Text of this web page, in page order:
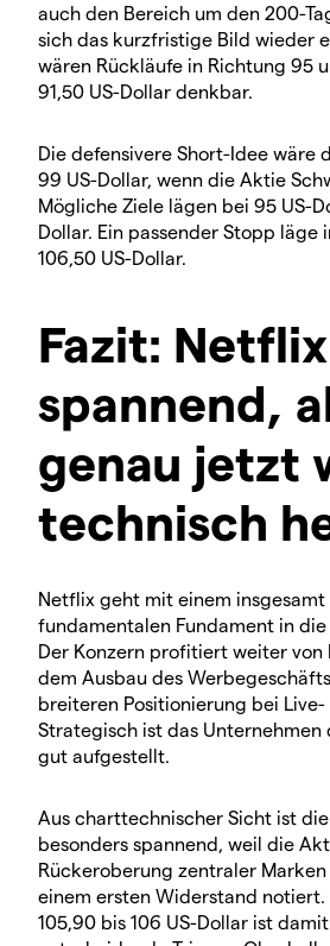
auch den Bereich um den 200-
sich das kurzfristige Bild wieder
wären Rückläufe in Richtung 95
91,50 US-Dollar denkbar.
Die defensivere Short-Idee wäre
99 US-Dollar, wenn die Aktie
Mögliche Ziele lägen bei 95 US-
Dollar. Ein passender Stopp läge
106,50 US-Dollar.
Fazit:
spannend,
genau jetzt
technisch
Netflix geht mit einem insgesamt
fundamentalen Fundament in
Der Konzern profitiert weiter von
dem Ausbau des
breiteren Positionierung bei
Strategisch ist das
gut aufgestellt.
Aus charttechnischer Sicht ist
besonders spannend, weil die
Rückeroberung zentraler
einem ersten Widerstand notiert.
105,90 bis 106 US-Dollar ist